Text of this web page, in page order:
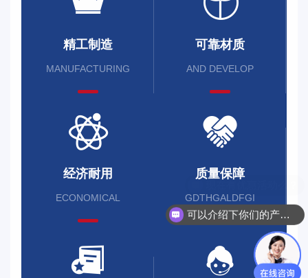
精工制造
MANUFACTURING
可靠材质
AND DEVELOP
经济耐用
ECONOMICAL
质量保障
GDTHGALDFGI
可以介绍下你们的产品么？